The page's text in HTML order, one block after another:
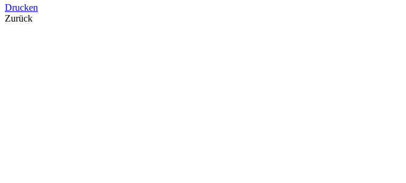
Drucken
Zurück